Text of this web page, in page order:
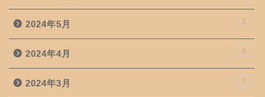
2024年5月 2
2024年4月 5
2024年3月 3